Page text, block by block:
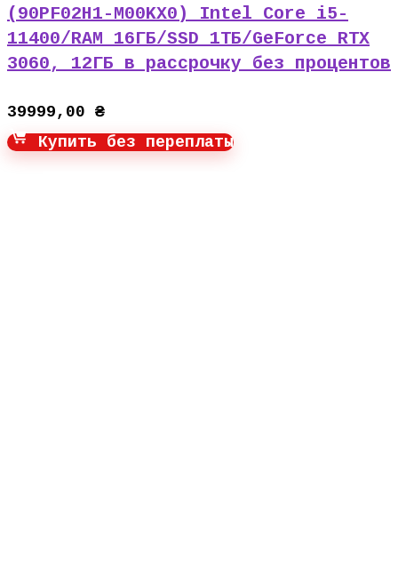
(90PF02H1-M00KX0) Intel Core i5-
11400/RAM 16ГБ/SSD 1ТБ/GeForce RTX
3060, 12ГБ в рассрочку без процентов
39999,00 ₴
Купить без переплаты